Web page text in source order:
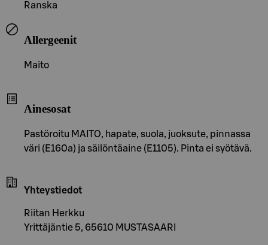
Ranska
Allergeenit
Maito
Ainesosat
Pastöroitu MAITO, hapate, suola, juoksute, pinnassa
väri (E160a) ja säilöntäaine (E1105). Pinta ei syötävä.
Yhteystiedot
Riitan Herkku
Yrittäjäntie 5, 65610 MUSTASAARI